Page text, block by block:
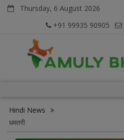
Thursday, 6 August 2026
+91 99935 90905
Hindi News
धमतरी